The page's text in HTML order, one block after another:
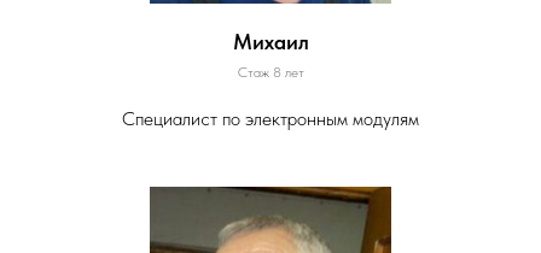
Михаил
Стаж 8 лет
Специалист по электронным модулям